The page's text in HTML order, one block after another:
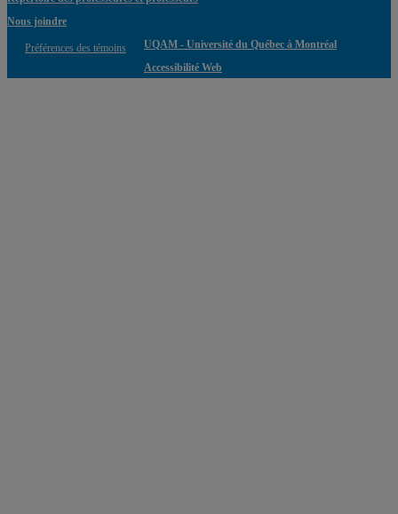
Nous joindre
Préférences des témoins
UQAM - Université du Québec à Montréal
Accessibilité Web